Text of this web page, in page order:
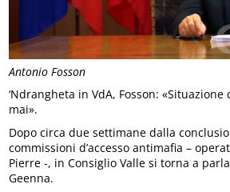
Antonio Fosson
‘Ndrangheta in VdA, Fosson:
mai».
Dopo circa due settimane dalla
commissioni d’accesso antimafia –
Pierre -, in Consiglio Valle si torna a
Geenna.